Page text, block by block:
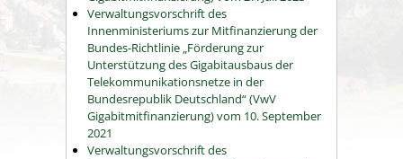
Verwaltungsvorschrift des
Innenministeriums zur Mitfinanzierung der
Bundes-Richtlinie „Förderung zur
Unterstützung des Gigabitausbaus der
Telekommunikationsnetze in der
Bundesrepublik Deutschland“ (VwV
Gigabitmitfinanzierung)vom 10. September
2021
Verwaltungsvorschrift des